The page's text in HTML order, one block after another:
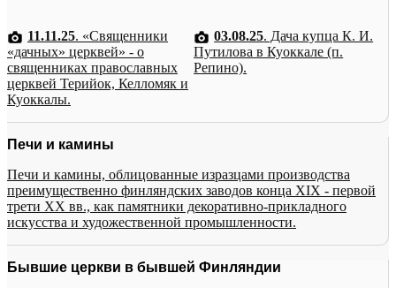
11.11.25. «Священники
«дачных» церквей» - о
священниках православных
церквей Терийок, Келломяк и
Куоккалы.
03.08.25. Дача купца К. И.
Путилова в Куоккале (п.
Репино).
Печи и камины
Печи и камины, облицованные изразцами производства
преимущественно финляндских заводов конца XIX - первой
трети XX вв., как памятники декоративно-прикладного
искусства и художественной промышленности.
Бывшие церкви в бывшей Финляндии